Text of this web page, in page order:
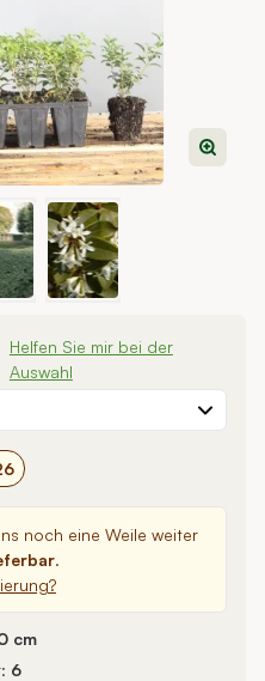
imagelarger imageView larger image
Helfen Sie mir bei der
Auswahl
noch eine Weile weiter
.
cm
6